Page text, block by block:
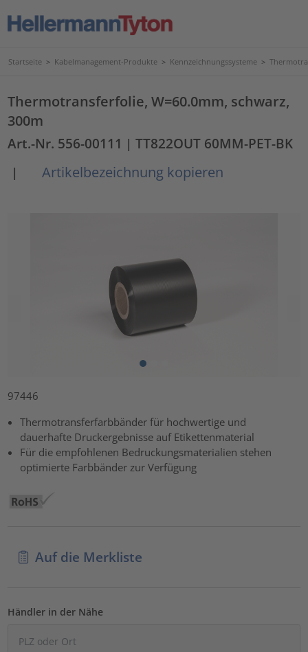
Startseite > Kabelmanagement-Produkte > Kennzeichnungssysteme >
Thermotransferfolie, W=60.0mm, schwarz,
300m
Art.-Nr. 556-00111 | TT822OUT 60MM-PET-BK
|
Artikelbezeichnung kopieren
97446
Thermotransferfarbbänder für hochwertige und
dauerhafte Druckergebnisse auf Etikettenmaterial
Für die empfohlenen Bedruckungsmaterialien stehen
optimierte Farbbänder zur Verfügung
Auf die Merkliste
Händler in der Nähe